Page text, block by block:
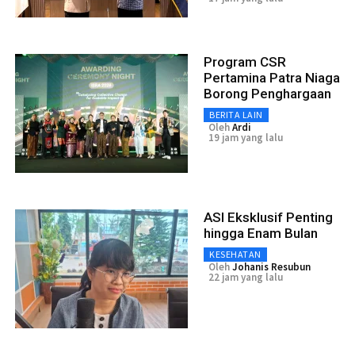
Program CSR
Pertamina Patra Niaga
Borong Penghargaan
BERITA LAIN
OlehArdi
19 jam yang lalu
ASI Eksklusif Penting
hingga Enam Bulan
KESEHATAN
OlehJohanis Resubun
22 jam yang lalu